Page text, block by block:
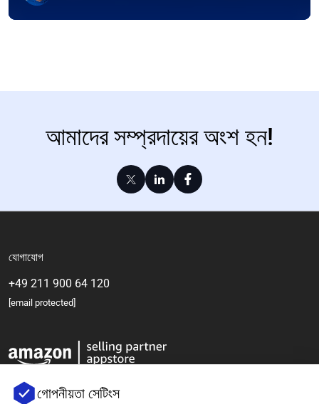
আমাদের সম্প্রদায়ের অংশ হন!
যোগাযোগ
+49 211 900 64 120
[email protected]
গোপনীয়তা সেটিংস